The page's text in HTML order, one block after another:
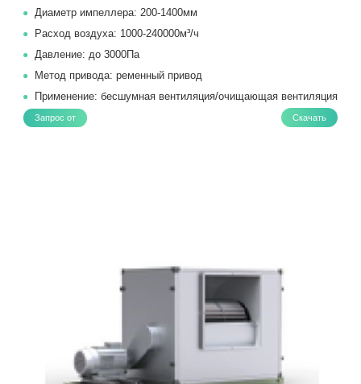
Диаметр импеллера: 200-1400мм
Расход воздуха: 1000-240000м³/ч
Давление: до 3000Па
Метод привода: ременный привод
Применение: бесшумная вентиляция/очищающая вентиляция
Запрос от Скачать